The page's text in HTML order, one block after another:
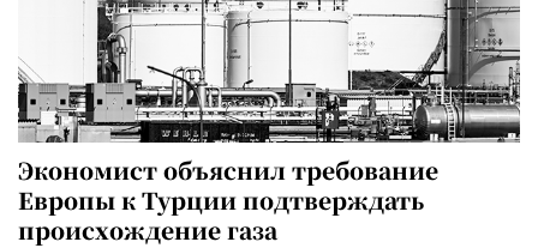
Экономист объяснил требование
Европы к Турции подтверждать
происхождение газа